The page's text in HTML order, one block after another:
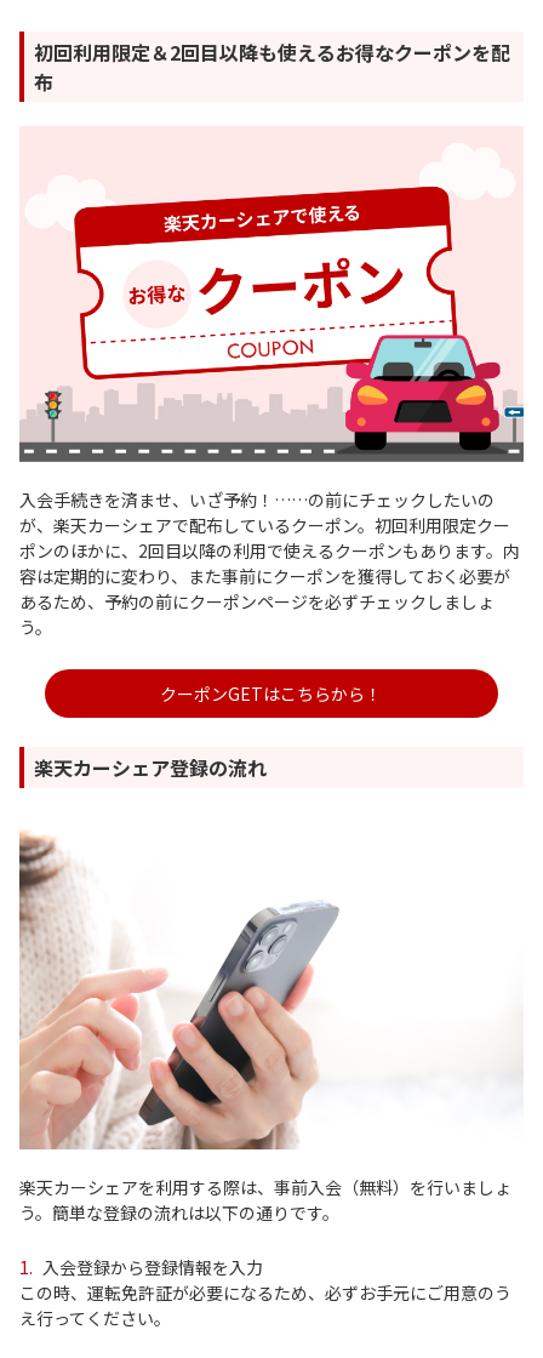
初回利用限定＆2回目以降も使えるお得なクーポンを配
布
入会手続きを済ませ、いざ予約！……の前にチェックしたいの
が、楽天カーシェアで配布しているクーポン。初回利用限定クー
ポンのほかに、2回目以降の利用で使えるクーポンもあります。内
容は定期的に変わり、また事前にクーポンを獲得しておく必要が
あるため、予約の前にクーポンページを必ずチェックしましょ
う。
クーポンGETはこちらから！
楽天カーシェア登録の流れ
楽天カーシェアを利用する際は、事前入会（無料）を行いましょ
う。簡単な登録の流れは以下の通りです。
1. 入会登録から登録情報を入力
この時、運転免許証が必要になるため、必ずお手元にご用意のう
え行ってください。